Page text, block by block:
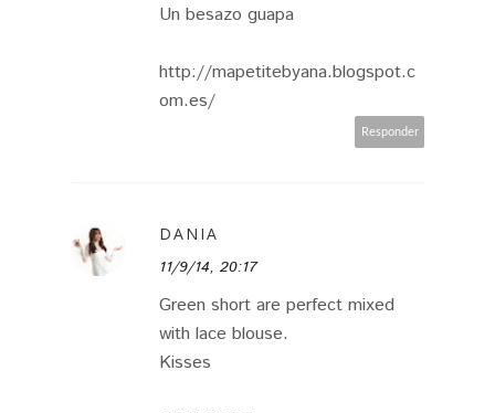
Un besazo guapa
http://mapetitebyana.blogspot.c
om.es/
Responder
DANIA
11/9/14, 20:17
Green short are perfect mixed
with lace blouse.
Kisses